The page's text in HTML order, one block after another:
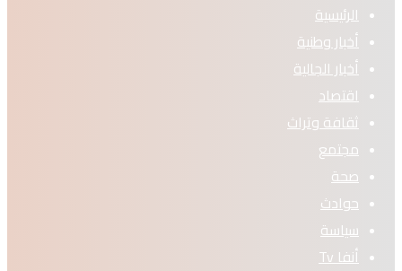
الرئيسية
أخبار وطنية
أخبار الجالية
اقتصاد
ثقافة وتراث
مجتمع
صحة
حوادث
سياسة
أنفا Tv